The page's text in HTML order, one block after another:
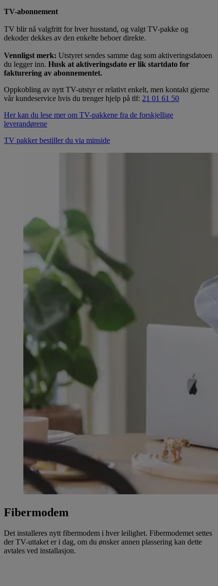
TV-abonnement
TV blir nå valgfritt for hver husstand, og valgt TV-pakke og
dekoder dekkes av den enkelte beboer direkte.
Vennligst merk: Utstyret sendes samme dag som aktiveringsdatoen
du legger inn. Husk at aktiveringsdato er lik startdato for
fakturering av abonnementet.
Oppkobling av nytt TV-utstyr er relativt enkelt, men kontakt gjerne
vår kundeservice hvis du trenger hjelp på tlf: 21 01 61 50
Her kan du lese mer om TV-pakkene fra de forskjellige
leverandørene
TV pakker bestiller du via minside
Fibermodem
Det installeres nytt fibermodem i hver leilighet. Fibermodemet settes
der TV-uttaket er i dag, om du ønsker annen plassering kan dette
avtales ved installasjon.